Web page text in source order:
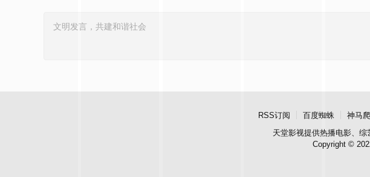
RSS订阅 百度蜘蛛 神马
天堂影视提供热播电影、综
Copyright ©